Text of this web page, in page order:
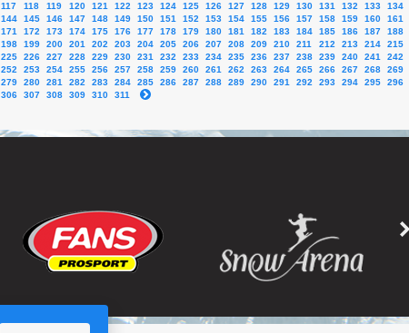
117 118 119 120 121 122 123 124 125 126 127 128 129 130 131 132 133
134
144 145 146 147 148 149 150 151 152 153 154 155 156 157 158 159 160
161
171 172 173 174 175 176 177 178 179 180 181 182 183 184 185 186 187
188
198 199 200 201 202 203 204 205 206 207 208 209 210 211 212 213 214
215
225 226 227 228 229 230 231 232 233 234 235 236 237 238 239 240 241
242
252 253 254 255 256 257 258 259 260 261 262 263 264 265 266 267 268
269
279 280 281 282 283 284 285 286 287 288 289 290 291 292 293 294 295
296
306 307 308 309 310 311